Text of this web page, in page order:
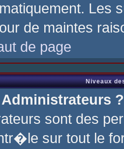
Les
de maintes
de page
Niveaux
?
sont des
sur tout le